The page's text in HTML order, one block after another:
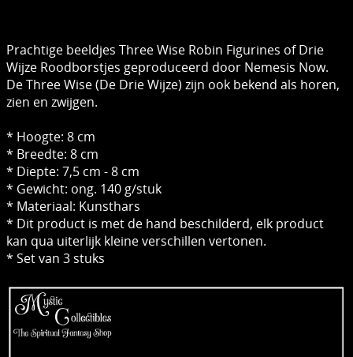
Prachtige beeldjes Three Wise Robin Figurines of Drie
Wijze Roodborstjes geproduceerd door Nemesis Now.
De Three Wise (De Drie Wijze) zijn ​​ook bekend als horen,
zien en zwijgen.
* Hoogte: 8 cm
* Breedte: 8 cm
* Diepte: 7,5 cm - 8 cm
* Gewicht: ong. 140 g/stuk
* Materiaal: Kunsthars
* Dit product is met de hand beschilderd, elk product
kan qua uiterlijk kleine verschillen vertonen.
* Set van 3 stuks